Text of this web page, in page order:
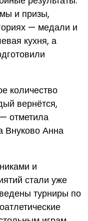
и призы,
— медали и
кухня, а
количество
вернётся,
отметила
Внуково Анна
и
стали уже
турниры по